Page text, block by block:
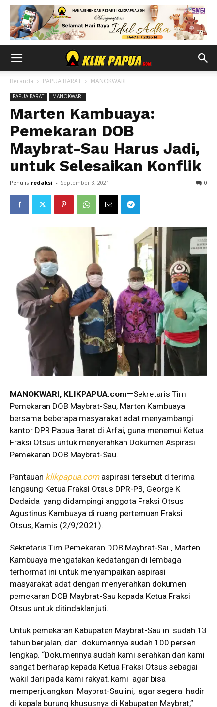
Beranda PAPUA BARAT MANOKWARI
PAPUA BARAT MANOKWARI
Marten Kambuaya:
Pemekaran DOB
Maybrat-Sau Harus Jadi,
untuk Selesaikan Konflik
Penulis redaksi - September 3, 2021 0
MANOKWARI, KLIKPAPUA.com—Sekretaris Tim
Pemekaran DOB Maybrat-Sau, Marten Kambuaya
bersama beberapa masyarakat adat menyambangi
kantor DPR Papua Barat di Arfai, guna menemui Ketua
Fraksi Otsus untuk menyerahkan Dokumen Aspirasi
Pemekaran DOB Maybrat-Sau.
Pantauan klikpapua.com aspirasi tersebut diterima
langsung Ketua Fraksi Otsus DPR-PB, George K
Dedaida yang didampingi anggota Fraksi Otsus
Agustinus Kambuaya di ruang pertemuan Fraksi
Otsus, Kamis (2/9/2021).
Sekretaris Tim Pemekaran DOB Maybrat-Sau, Marten
Kambuaya mengatakan kedatangan di lembaga
terhormat ini untuk menyampaikan aspirasi
masyarakat adat dengan menyerahkan dokumen
pemekaran DOB Maybrat-Sau kepada Ketua Fraksi
Otsus untuk ditindaklanjuti.
Untuk pemekaran Kabupaten Maybrat-Sau ini sudah 13
tahun berjalan, dan dokumennya sudah 100 persen
lengkap. “Dokumennya sudah kami serahkan dan kami
sangat berharap kepada Ketua Fraksi Otsus sebagai
wakil dari pada kami rakyat, kami agar bisa
memperjuangkan Maybrat-Sau ini, agar segera hadir
di kepala burung khususnya di Kabupaten Maybrat,”